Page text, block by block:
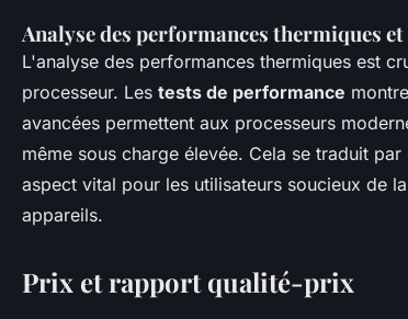
Analyse des performances thermiques
L'analyse des performances thermiques est
processeur. Les tests de performance
avancées permettent aux processeurs
même sous charge élevée. Cela se traduit
aspect vital pour les utilisateurs soucieux de
appareils.
Prix et rapport qualité-prix